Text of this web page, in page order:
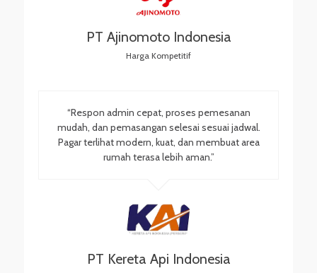
PT Ajinomoto Indonesia
Harga Kompetitif
“Respon admin cepat, proses pemesanan
mudah, dan pemasangan selesai sesuai jadwal.
Pagar terlihat modern, kuat, dan membuat area
rumah terasa lebih aman.”
PT Kereta Api Indonesia